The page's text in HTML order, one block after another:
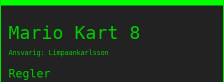
Mario Kart 8
Ansvarig: Limpaankarlsson
Regler